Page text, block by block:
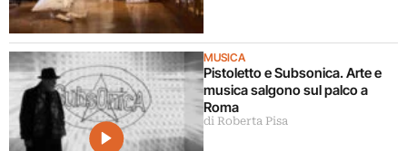
MUSICA
Pistoletto e Subsonica. Arte e
musica salgono sul palco a
Roma
di Roberta Pisa